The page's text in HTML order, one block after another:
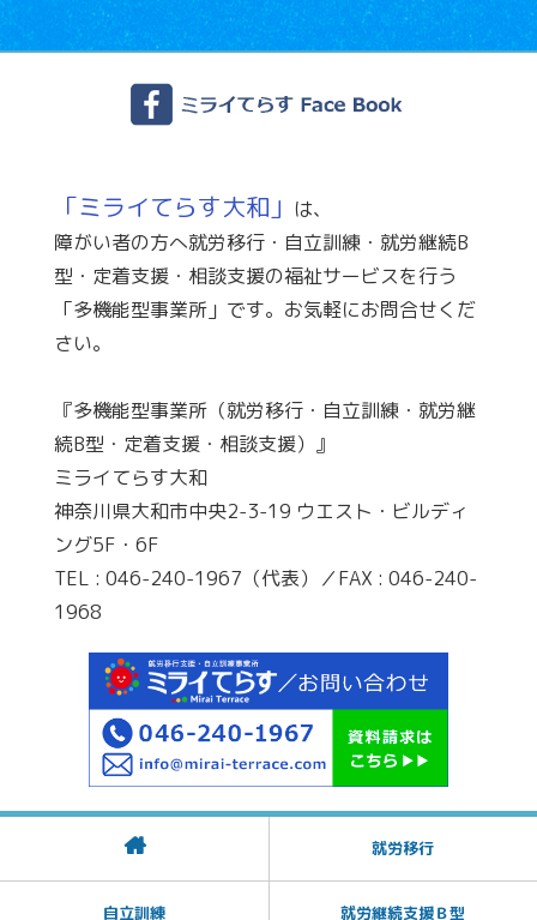
「ミライてらす大和」 は、
障がい者の方へ就労移行・自立訓練・就労継続B
型・定着支援・相談支援の福祉サービスを行う
「多機能型事業所」です。お気軽にお問合せくだ
さい。
『多機能型事業所（就労移行・自立訓練・就労継
続B型・定着支援・相談支援）』
ミライてらす大和
神奈川県大和市中央2-3-19 ウエスト・ビルディ
ング5F・6F
TEL : 046-240-1967（代表）／FAX : 046-240-
1968
就労移行
自立訓練 就労継続支援Ｂ型